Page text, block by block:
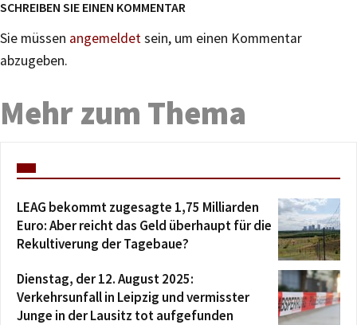
SCHREIBEN SIE EINEN KOMMENTAR
Sie müssen angemeldetsein, um einen Kommentar
abzugeben.
Mehr zum Thema
LEAG bekommt zugesagte 1,75 Milliarden
Euro: Aber reicht das Geld überhaupt für die
Rekultiverung der Tagebaue?
Dienstag, der 12. August 2025:
Verkehrsunfall in Leipzig und vermisster
Junge in der Lausitz tot aufgefunden